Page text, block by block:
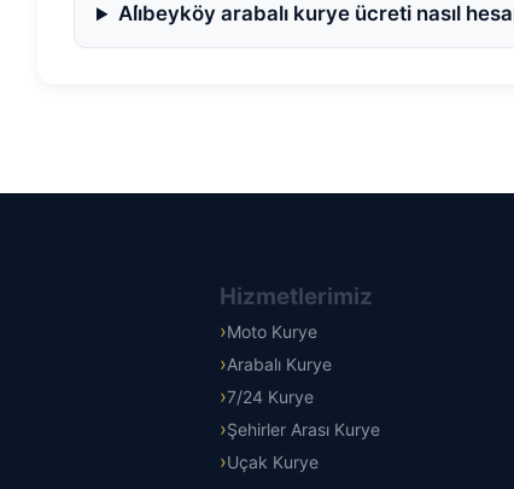
Ali̇beyköy arabalı kurye ücreti nasıl
Hizmetlerimiz
Moto Kurye
Arabalı Kurye
7/24 Kurye
Şehirler Arası Kurye
Uçak Kurye